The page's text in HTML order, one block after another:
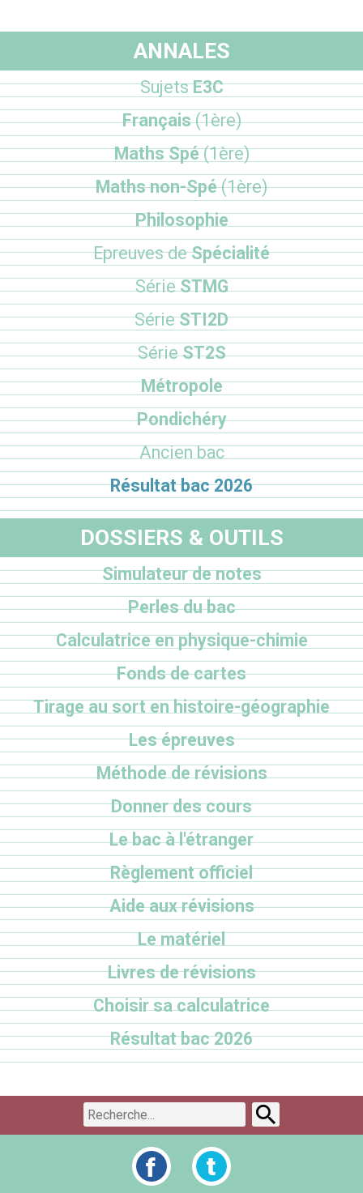
ANNALES
SujetsE3C
Français(1ère)
Maths Spé(1ère)
Maths non-Spé(1ère)
Philosophie
Epreuves deSpécialité
SérieSTMG
SérieSTI2D
SérieST2S
Métropole
Pondichéry
Ancien bac
Résultat bac 2026
DOSSIERS & OUTILS
Simulateur de notes
Perles du bac
Calculatrice en physique-chimie
Fonds de cartes
Tirage au sort en histoire-géographie
Les épreuves
Méthode de révisions
Donner des cours
Le bac à l'étranger
Règlement officiel
Aide aux révisions
Le matériel
Livres de révisions
Choisir sa calculatrice
Résultat bac 2026